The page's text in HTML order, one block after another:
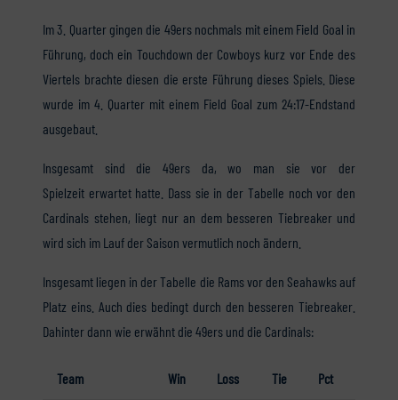
Im 3. Quarter gingen die 49ers nochmals mit einem Field Goal in
Führung, doch ein Touchdown der Cowboys kurz vor Ende des
Viertels brachte diesen die erste Führung dieses Spiels. Diese
wurde im 4. Quarter mit einem Field Goal zum 24:17-Endstand
ausgebaut.
Insgesamt sind die 49ers da, wo man sie vor der
Spielzeit erwartet hatte. Dass sie in der Tabelle noch vor den
Cardinals stehen, liegt nur an dem besseren Tiebreaker und
wird sich im Lauf der Saison vermutlich noch ändern.
Insgesamt liegen in der Tabelle die Rams vor den Seahawks auf
Platz eins. Auch dies bedingt durch den besseren Tiebreaker.
Dahinter dann wie erwähnt die 49ers und die Cardinals:
Team Win Loss Tie Pct